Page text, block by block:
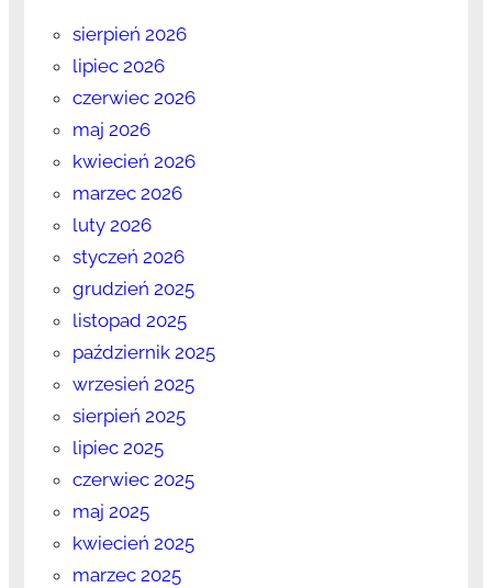
sierpień 2026
lipiec 2026
czerwiec 2026
maj 2026
kwiecień 2026
marzec 2026
luty 2026
styczeń 2026
grudzień 2025
listopad 2025
październik 2025
wrzesień 2025
sierpień 2025
lipiec 2025
czerwiec 2025
maj 2025
kwiecień 2025
marzec 2025